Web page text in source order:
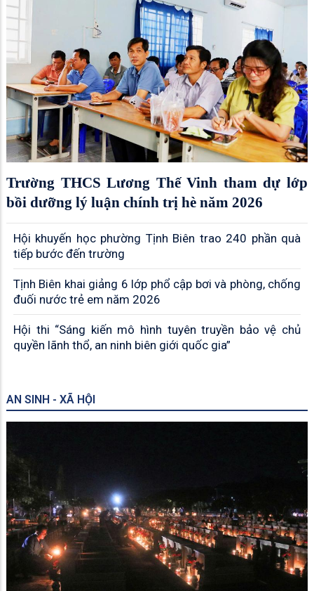
Trường THCS Lương Thế Vinh tham dự lớp
bồi dưỡng lý luận chính trị hè năm 2026
Hội khuyến học phường Tịnh Biên trao 240 phần quà
tiếp bước đến trường
Tịnh Biên khai giảng 6 lớp phổ cập bơi và phòng, chống
đuối nước trẻ em năm 2026
Hội thi “Sáng kiến mô hình tuyên truyền bảo vệ chủ
quyền lãnh thổ, an ninh biên giới quốc gia”
AN SINH - XÃ HỘI